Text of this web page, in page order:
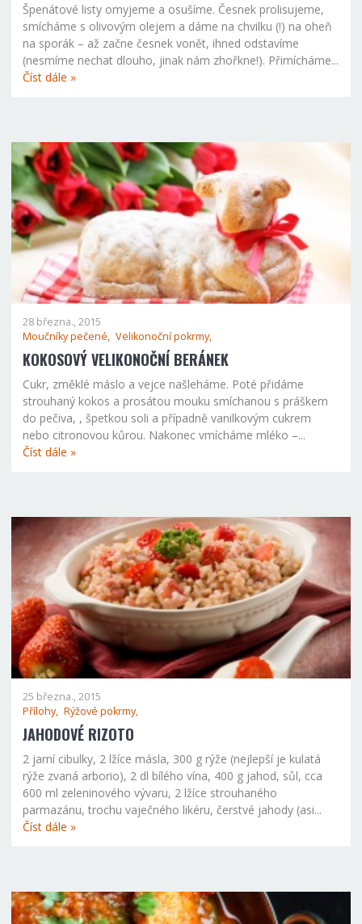
Špenátové listy omyjeme a osušíme. Česnek prolisujeme,
smícháme s olivovým olejem a dáme na chvilku (!) na oheň
na sporák – až začne česnek vonět, ihned odstavíme
(nesmíme nechat dlouho, jinak nám zhořkne!). Přimícháme...
Číst dále »
28 března., 2015
Moučníky pečené, Velikonoční pokrmy,
KOKOSOVÝ VELIKONOČNÍ BERÁNEK
Cukr, změklé máslo a vejce našleháme. Poté přidáme
strouhaný kokos a prosátou mouku smíchanou s práškem
do pečiva, , špetkou soli a případně vanilkovým cukrem
nebo citronovou kůrou. Nakonec vmícháme mléko –...
Číst dále »
25 března., 2015
Přílohy, Rýžové pokrmy,
JAHODOVÉ RIZOTO
2 jarní cibulky, 2 lžíce másla, 300 g rýže (nejlepší je kulatá
rýže zvaná arborio), 2 dl bílého vína, 400 g jahod, sůl, cca
600 ml zeleninového vývaru, 2 lžíce strouhaného
parmazánu, trochu vaječného likéru, čerstvé jahody (asi...
Číst dále »